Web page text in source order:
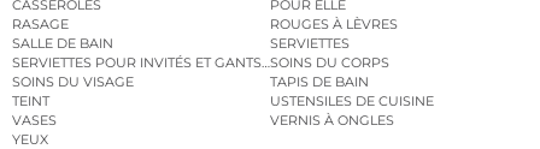
CASSEROLES
POUR ELLE
RASAGE
ROUGES À LÈVRES
SALLE DE BAIN
SERVIETTES
SERVIETTES POUR INVITÉS ET GANTS DE TOILETTE
SOINS DU CORPS
SOINS DU VISAGE
TAPIS DE BAIN
TEINT
USTENSILES DE CUISINE
VASES
VERNIS À ONGLES
YEUX